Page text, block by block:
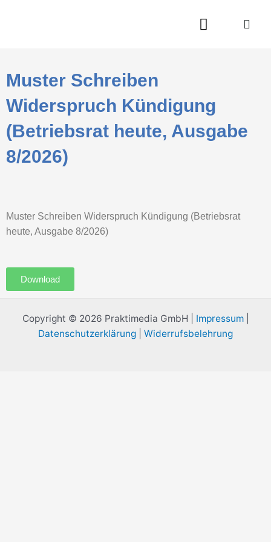
Muster Schreiben
Widerspruch Kündigung
(Betriebsrat heute, Ausgabe
8/2026)
Muster Schreiben Widerspruch Kündigung (Betriebsrat
heute, Ausgabe 8/2026)
Download
Copyright © 2026 Praktimedia GmbH | Impressum|
Datenschutzerklärung
Widerrufsbelehrung